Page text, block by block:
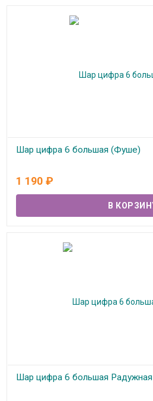
Шар цифра 6 большая (Фуше)
1 190 ₽
Шар цифра 6 большая Радужная